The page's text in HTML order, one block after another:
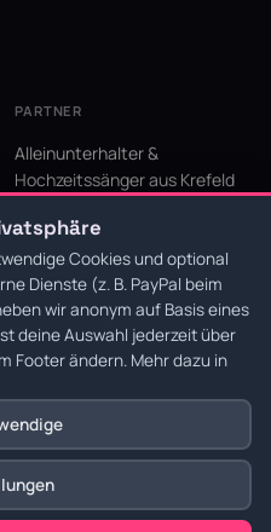
PARTNER
Alleinunterhalter &
Hochzeitssänger aus Krefeld
Krefeld für den Niederrhein
·Datenschutz·AGB·
Cookies und optional
Dienste (z. B. PayPal beim
wir anonym auf Basis eines
deine Auswahl jederzeit über
Footer ändern. Mehr dazu in